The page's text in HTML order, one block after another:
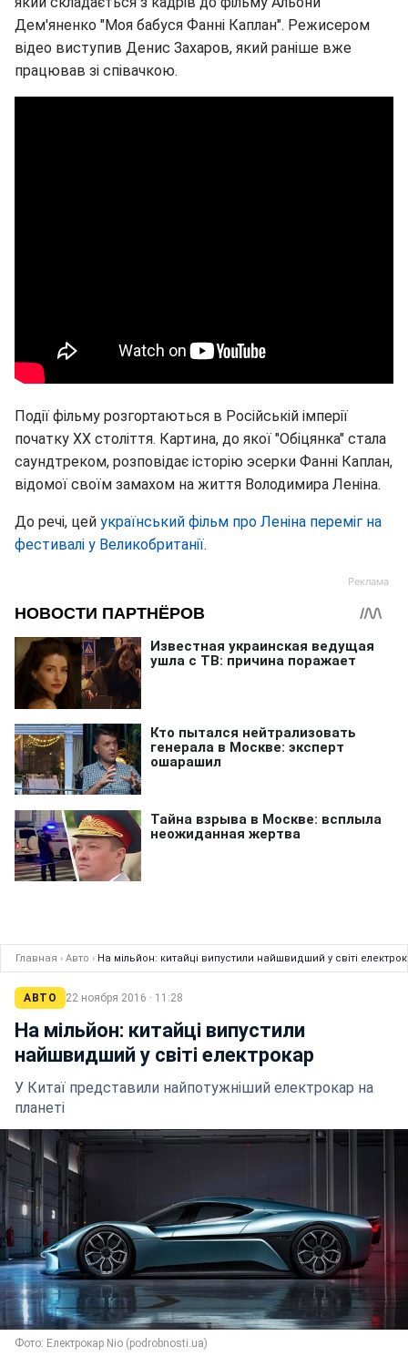
Дем'яненко "Моя бабуся Фанні Каплан". Режисером
відео виступив Денис Захаров, який раніше вже
працював зі співачкою.
Події фільму розгортаються в Російській імперії
початку ХХ століття. Картина, до якої "Обіцянка" стала
саундтреком, розповідає історію эсерки Фанні Каплан,
відомої своїм замахом на життя Володимира Леніна.
До речі, цей український фільм про Леніна переміг на
фестивалі у Великобританії.
Главная › Авто › На мільйон: китайці випустили найшвидший у світі
АВТО 22 ноября 2016 · 11:28
На мільйон: китайці випустили
найшвидший у світі електрокар
У Китаї представили найпотужніший електрокар на
планеті
Фото: Електрокар Nio (podrobnosti.ua)